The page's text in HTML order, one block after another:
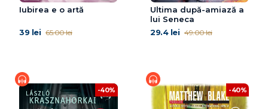
Iubirea e o artă
39 lei 65.00 lei
Ultima după-amiază a
lui Seneca
29.4 lei 49.00 lei
-40% -40%